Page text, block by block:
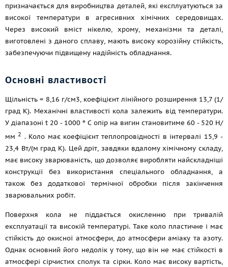
призначається для виробництва деталей, які експлуатуються за
високої температури в агресивних хімічних середовищах.
Через високий вміст нікелю, хрому, механізми та деталі,
виготовлені з даного сплаву, мають високу корозійну стійкість,
забезпечуючи підвищену надійність обладнання.
Основні властивості
Щільність = 8,16 г/см3, коефіцієнт лінійного розширення 13,7 (1/
град К). Механічні властивості кола залежить від температури.
У діапазоні t 20 - 1000 º С опір на вигин становитиме 60 - 520 Н/
мм2 . Коло має коефіцієнт теплопровідності в інтервалі 15,9 -
23,4 Вт/(м град К). Цей дріт, завдяки вдалому хімічному складу,
має високу зварюваність, що дозволяє виробляти найскладніші
конструкції без використання спеціального обладнання, а
також без додаткової термічної обробки після закінчення
зварювальних робіт.
Поверхня кола не піддається окисленню при тривалій
експлуатації та високій температурі. Таке коло пластичне і має
стійкість до окисної атмосфери, до атмосфери аміаку та азоту.
Однак основний його недолік у тому, що він не має стійкості в
атмосфері сірчистих сполук та сірки. Коло має високу вартість,